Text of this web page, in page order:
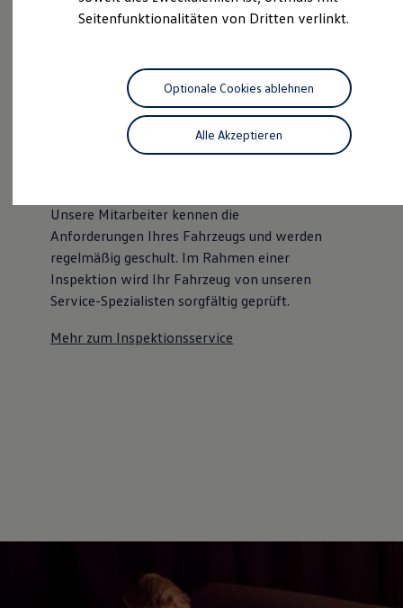
Klimafreundlicher Strom
Ladezeitensimulator
Ladelösungen für Privatkunden
Ladelösungen für Gewerbekunden
Wallbox und Ladekabel
Bidirektionales Laden
Förderung & Kosten der Elektrofahrzeuge
Kostensimulator
Autonomes Fahren
Mehr zum ID. Buzz
Online Beratung
California Welt
California Club
California Magazin & Ratgeber
Ratgeber
Routen & Reisen
Gesellschaft
Rückblick VW Bus Festival 2023
Inspektionsservice
Unsere Mitarbeiter kennen die
Anforderungen Ihres Fahrzeugs und werden
regelmäßig geschult. Im Rahmen einer
Inspektion wird Ihr Fahrzeug von unseren
Service-Spezialisten sorgfältig geprüft.
Mehr zum Inspektionsservice
Seitenfunktionalitäten von Dritten verlinkt.
Alle Akzeptieren
Optionale Cookies ablehnen